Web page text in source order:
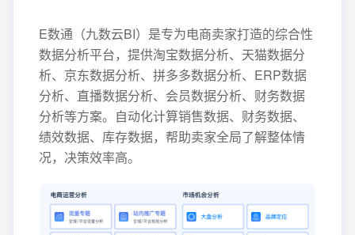
E数通（九数云BI）是专为电商卖家打造的综合性
数据分析平台，提供淘宝数据分析、天猫数据分
析、京东数据分析、拼多多数据分析、ERP数据
分析、直播数据分析、会员数据分析、财务数据
分析等方案。自动化计算销售数据、财务数据、
绩效数据、库存数据，帮助卖家全局了解整体情
况，决策效率高。